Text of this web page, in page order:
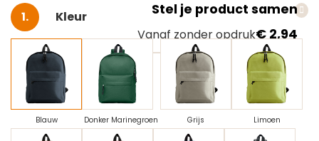
Stel je product samen
Vanaf zonder opdruk€ 2,94
Selecteer
Kleur
Blauw Donker Marinegroen Grijs Limoen